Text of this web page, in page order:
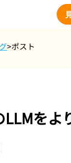
>ポスト
LLMをよ